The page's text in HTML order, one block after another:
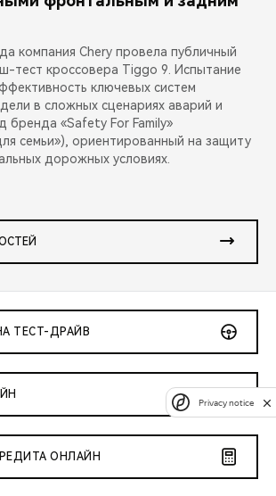
компания Chery провела публичный
тест кроссовера Tiggo 9. Испытание
ключевых систем
в сложных сценариях аварий и
бренда «Safety For Family»
семьи»), ориентированный на защиту
дорожных условиях.
ТЕСТ-ДРАЙВ
ОНЛАЙН
Privacy notice